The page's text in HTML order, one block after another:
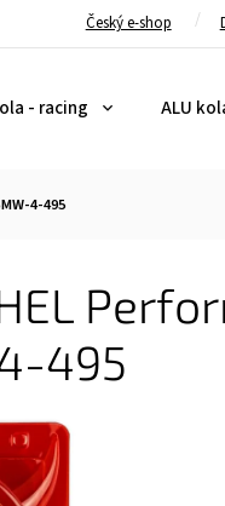
Český e-shop
- racing ALU
4-495
495